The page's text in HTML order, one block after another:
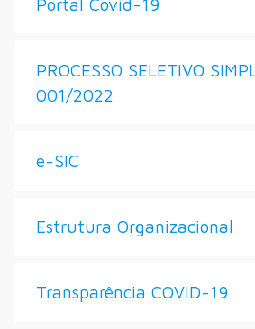
PROCESSO SELETIVO
001/2022
e-SIC
Estrutura Organizacional
Transparência COVID-19